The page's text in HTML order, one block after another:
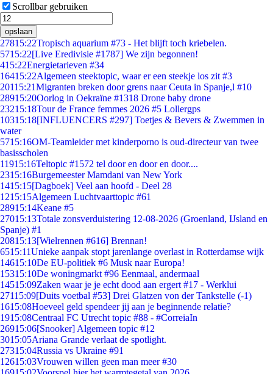
Scrollbar gebruiken
opslaan
27815:22Tropisch aquarium #73 - Het blijft toch kriebelen.
5715:22[Live Eredivisie #1787] We zijn begonnen!
415:22Energietarieven #34
16415:22Algemeen steektopic, waar er een steekje los zit #3
20115:21Migranten breken door grens naar Ceuta in Spanje,l #10
28915:20Oorlog in Oekraïne #1318 Drone baby drone
23215:18Tour de France femmes 2026 #5 Lollergps
10315:18[INFLUENCERS #297] Toetjes & Bevers & Zwemmen in
water
5715:16OM-Teamleider met kinderporno is oud-directeur van twee
basisscholen
11915:16Teltopic #1572 tel door en door en door....
2315:16Burgemeester Mamdani van New York
1415:15[Dagboek] Veel aan hoofd - Deel 28
1215:15Algemeen Luchtvaarttopic #61
28915:14Keane #5
27015:13Totale zonsverduistering 12-08-2026 (Groenland, IJsland en
Spanje) #1
20815:13[Wielrennen #616] Brennan!
6515:11Unieke aanpak stopt jarenlange overlast in Rotterdamse wijk
14615:10De EU-politiek #6 Musk naar Europa!
15315:10De woningmarkt #96 Eenmaal, andermaal
14515:09Zaken waar je je echt dood aan ergert #17 - Werklui
27115:09[Duits voetbal #53] Drei Glatzen von der Tankstelle (-1)
1615:08Hoeveel geld spendeer jij aan je beginnende relatie?
1915:08Centraal FC Utrecht topic #88 - #CorreiaIn
26915:06[Snooker] Algemeen topic #12
3015:05Ariana Grande verlaat de spotlight.
27315:04Russia vs Ukraine #91
12615:03Vrouwen willen geen man meer #30